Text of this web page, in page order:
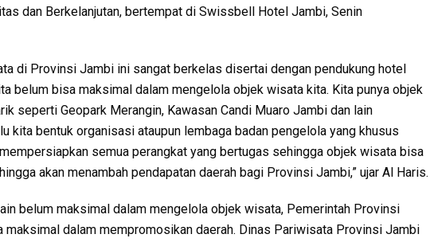
dan Berkelanjutan, bertempat di Swissbell Hotel Jambi, Senin
di Provinsi Jambi ini sangat berkelas disertai dengan pendukung hotel
belum bisa maksimal dalam mengelola objek wisata kita. Kita punya objek
seperti Geopark Merangin, Kawasan Candi Muaro Jambi dan lain
kita bentuk organisasi ataupun lembaga badan pengelola yang khusus
semua perangkat yang bertugas sehingga objek wisata bisa
akan menambah pendapatan daerah bagi Provinsi Jambi,” ujar Al Haris.
belum maksimal dalam mengelola objek wisata, Pemerintah Provinsi
maksimal dalam mempromosikan daerah. Dinas Pariwisata Provinsi Jambi